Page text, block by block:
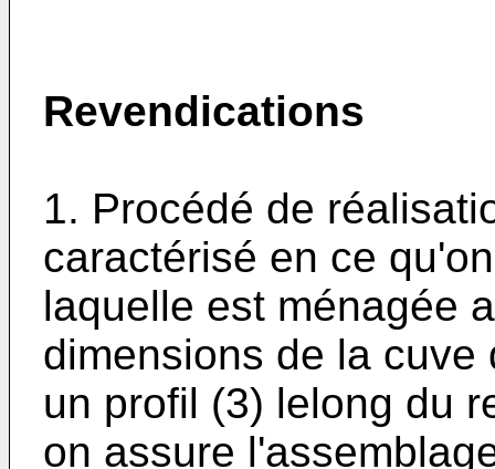
Revendications
1. Procédé de
caractérisé en ce
laquelle est ménagée
dimensions de la
un profil (3) lelong du
on assure